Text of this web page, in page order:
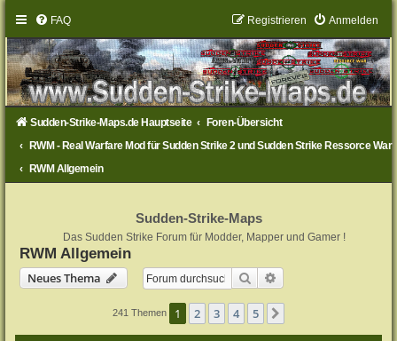
FAQ Anmelden
Registrieren
Sudden-Strike-Maps.de Hauptseite
Foren-Übersicht
RWM - Real Warfare Mod für Sudden Strike 2 und Sudden Strike Ressorce War
RWM Allgemein
Sudden-Strike-Maps
Das Sudden Strike Forum für Modder, Mapper und Gamer !
RWM Allgemein
Neues Thema
Suche
241 Themen 1 2 3 4 5